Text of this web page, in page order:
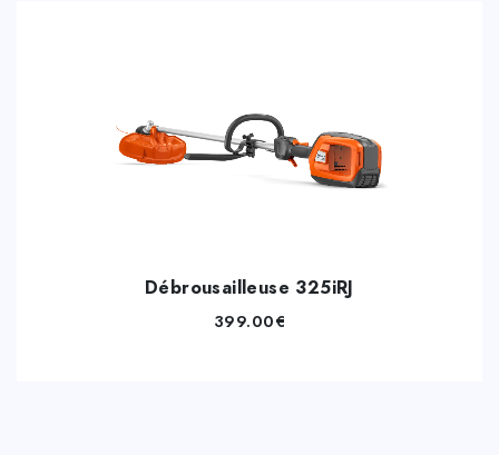
Débrousailleuse 325iRJ
399.00€